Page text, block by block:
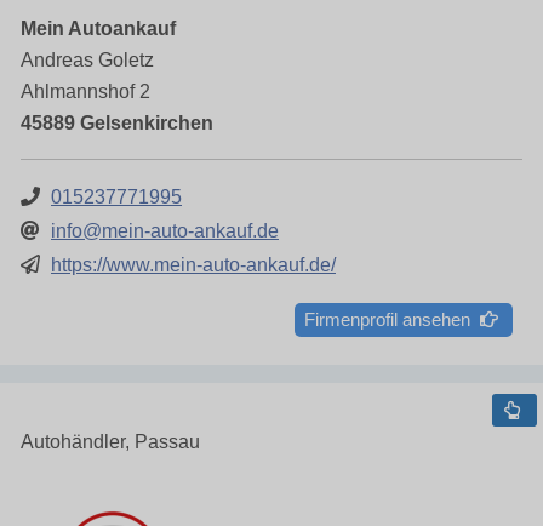
Mein Autoankauf
Andreas Goletz
Ahlmannshof 2
45889 Gelsenkirchen
015237771995
info@mein-auto-ankauf.de
https://www.mein-auto-ankauf.de/
Firmenprofil ansehen
Autohändler, Passau